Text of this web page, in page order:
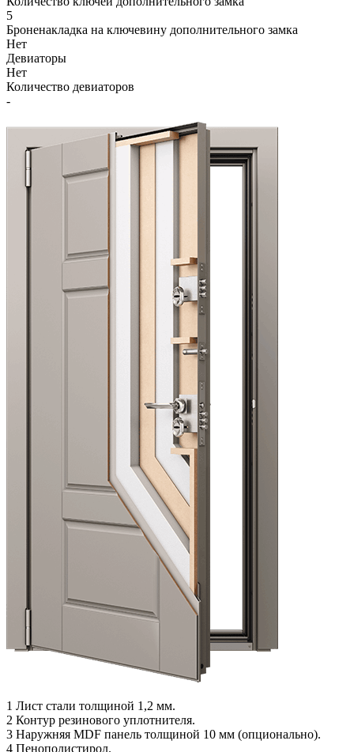
5
Броненакладка на ключевину дополнительного замка
Нет
Девиаторы
Нет
Количество девиаторов
-
1 Лист стали толщиной 1,2 мм.
2 Контур резинового уплотнителя.
3 Наружняя MDF панель толщиной 10 мм (опционально).
4 Пенополистирол.